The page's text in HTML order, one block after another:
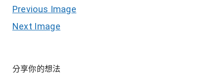
Previous Image
Next Image
分享你的想法